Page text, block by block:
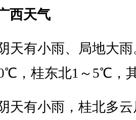
西天气
天有小雨、局地大
，桂东北1～5℃，
天有小雨，桂北多